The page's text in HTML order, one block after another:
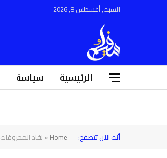
السبت, أغسطس 8, 2026
الرئيسية سياسة
أنت الآن تتصفح: Home
» نفاد المحروقات